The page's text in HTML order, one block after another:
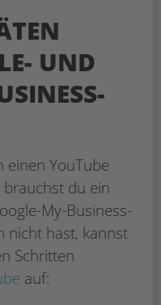
UND
YouTube
brauchst du ein
My-Business-
nicht hast, kannst
Schritten
auf: